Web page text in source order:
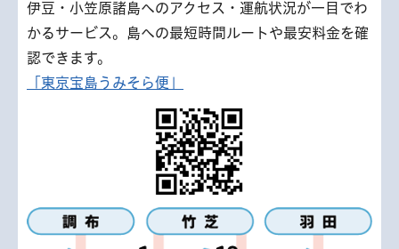
伊豆・小笠原諸島へのアクセス・運航状況が一目でわ
かるサービス。島への最短時間ルートや最安料金を確
認できます。
「東京宝島うみそら便」